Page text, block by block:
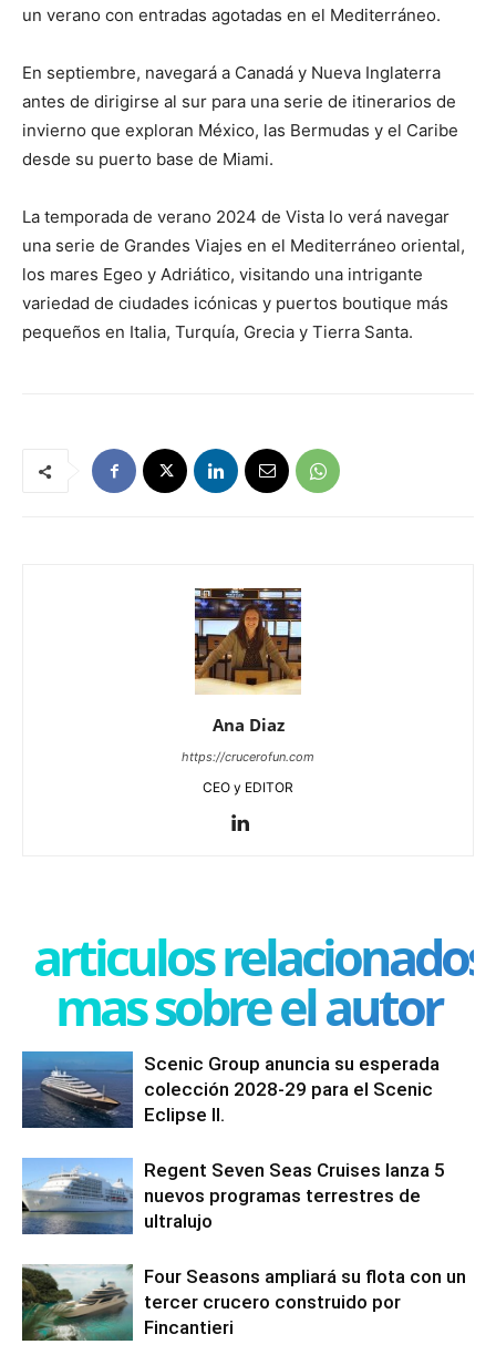
un verano con entradas agotadas en el Mediterráneo.
En septiembre, navegará a Canadá y Nueva Inglaterra
antes de dirigirse al sur para una serie de itinerarios de
invierno que exploran México, las Bermudas y el Caribe
desde su puerto base de Miami.
La temporada de verano 2024 de Vista lo verá navegar
una serie de Grandes Viajes en el Mediterráneo oriental,
los mares Egeo y Adriático, visitando una intrigante
variedad de ciudades icónicas y puertos boutique más
pequeños en Italia, Turquía, Grecia y Tierra Santa.
Ana Diaz
https://crucerofun.com
CEO y EDITOR
articulos relacionados
mas sobre el autor
Scenic Group anuncia su esperada
colección 2028-29 para el Scenic
Eclipse II.
Regent Seven Seas Cruises lanza 5
nuevos programas terrestres de
ultralujo
Four Seasons ampliará su flota con un
tercer crucero construido por
Fincantieri